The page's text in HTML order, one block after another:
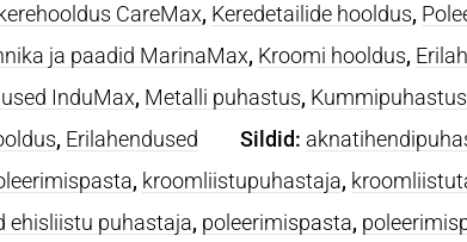
CareMax, Keredetailide hooldus,
ja paadid MarinaMax, Kroomi hooldus,
InduMax, Metalli puhastus, Kummipuhastus
, Erilahendused Sildid:
, kroomliistupuhastaja,
ehisliistu puhastaja, poleerimispasta,